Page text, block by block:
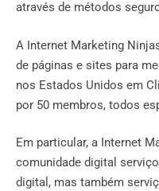
através de métodos
A Internet Marketing
de páginas e sites para
nos Estados Unidos em
por 50 membros, todos
Em particular, a Internet
comunidade digital
digital, mas também